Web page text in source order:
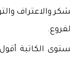
والاعتراف
الكاتبة